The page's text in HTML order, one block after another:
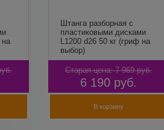
на
Штанга разборная c
пластиковыми дисками
L1200 d26 50 кг (гриф на
выбор)
Старая цена: 7 969 руб.
6 190 руб.
В корзину